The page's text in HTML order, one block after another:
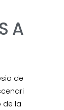
A
de
de la